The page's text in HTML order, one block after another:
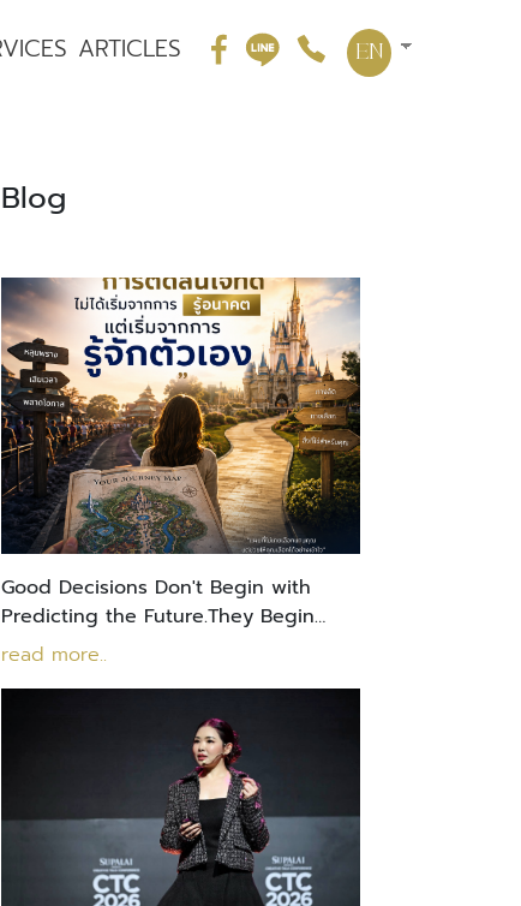
EN
ARTICLES
Blog
Good Decisions Don't Begin with
Predicting the Future.They Begin
with Understanding Yourself.
read more..